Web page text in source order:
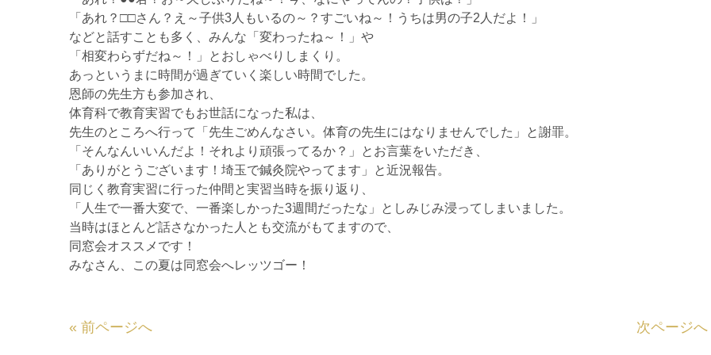
「あれ？□□さん？え～子供3人もいるの～？すごいね～！うちは男の子2人だよ！」
などと話すことも多く、みんな「変わったね～！」や
「相変わらずだね～！」とおしゃべりしまくり。
あっというまに時間が過ぎていく楽しい時間でした。
恩師の先生方も参加され、
体育科で教育実習でもお世話になった私は、
先生のところへ行って「先生ごめんなさい。体育の先生にはなりませんでした」と謝罪。
「そんなんいいんだよ！それより頑張ってるか？」とお言葉をいただき、
「ありがとうございます！埼玉で鍼灸院やってます」と近況報告。
同じく教育実習に行った仲間と実習当時を振り返り、
「人生で一番大変で、一番楽しかった3週間だったな」としみじみ浸ってしまいました。
当時はほとんど話さなかった人とも交流がもてますので、
同窓会オススメです！
みなさん、この夏は同窓会へレッツゴー！
« 前ページへ 次ページへ